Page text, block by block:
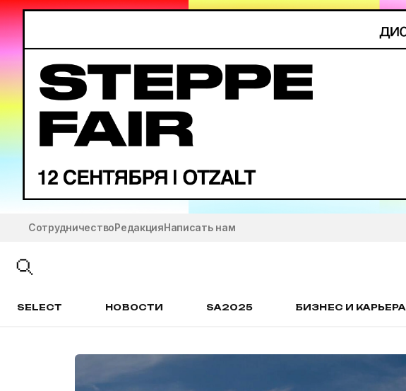
СотрудничествоРедакцияНаписать нам
SELECT НОВОСТИ SA2025 БИЗНЕС И КАРЬЕРА